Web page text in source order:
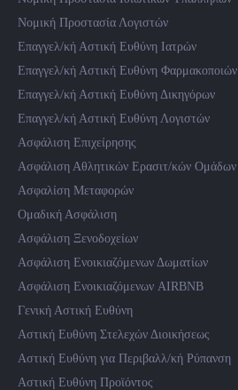
Νομική Προστασία Λογιστών
Επαγγελ/κή Αστική Ευθύνη Ιατρών
Επαγγελ/κή Αστική Ευθύνη Φαρμακοποιών
Επαγγελ/κή Αστική Ευθύνη Δικηγόρων
Επαγγελ/κή Αστική Ευθύνη Λογιστών
Ασφάλιση Επιχείρησης
Ασφάλιση Αθλητικών Ερασιτ/κών Ομάδων
Ασφαλίση Μεταφορών
Ομαδική Ασφάλιση
Ασφάλιση Ξενοδοχείων
Ασφάλιση Ενοικιαζόμενων Δωματίων
Ασφάλιση Ενοικιαζόμενων AIRBNB
Γενική Αστική Ευθύνη
Αστική Ευθύνη Στελεχών Διοικήσεως
Αστική Ευθύνη για Περιβαλλ/κή Ρύπανση
Αστική Ευθύνη Προϊόντος